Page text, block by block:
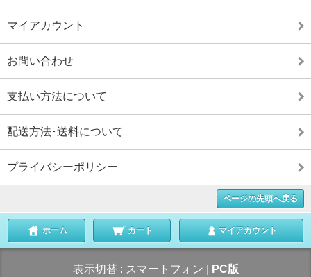
マイアカウント
お問い合わせ
支払い方法について
配送方法･送料について
プライバシーポリシー
ページの先頭へ戻る
ホーム カート マイアカウント
表示切替 : スマートフォン PC版